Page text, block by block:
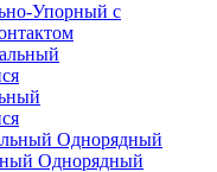
Упорный с
Однорядный